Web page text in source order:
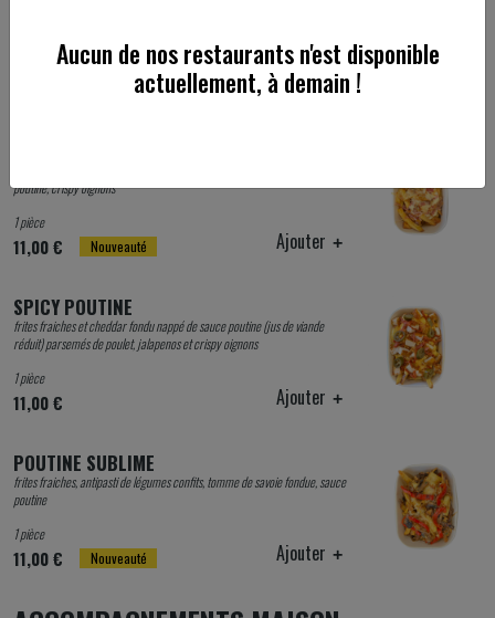
Aucun de nos restaurants n'est disponible
actuellement, à demain !
Ajouter
Nouveauté
poutine, crispy oignons
1 pièce
11,00 € Ajouter
SPICY POUTINE
frites fraiches et cheddar fondu nappé de sauce poutine (jus de viande
réduit) parsemés de poulet, jalapenos et crispy oignons
1 pièce
11,00 € Ajouter
Nouveauté
POUTINE SUBLIME
frites fraiches, antipasti de légumes confits, tomme de savoie fondue, sauce
poutine
1 pièce
11,00 € Ajouter